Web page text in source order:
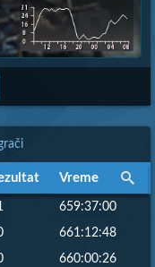
Vreme
Vreme
659:37:00
661:12:48
660:00:26